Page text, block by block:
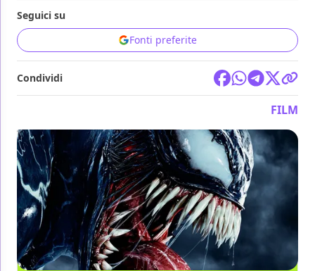
Seguici su
Fonti preferite
Condividi
FILM